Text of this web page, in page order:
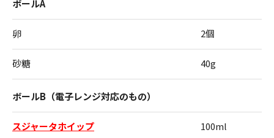
ボールA
卵 2個
砂糖 40g
ボールB（電子レンジ対応のもの）
スジャータホイップ 100ml